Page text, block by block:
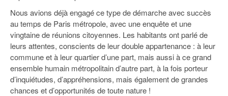
Nous avions déjà engagé ce type de démarche avec succès
au temps de Paris métropole, avec une enquête et une
vingtaine de réunions citoyennes. Les habitants ont parlé de
leurs attentes, conscients de leur double appartenance : à leur
commune et à leur quartier d’une part, mais aussi à ce grand
ensemble humain métropolitain d’autre part, à la fois porteur
d’inquiétudes, d’appréhensions, mais également de grandes
chances et d’opportunités de toute nature !